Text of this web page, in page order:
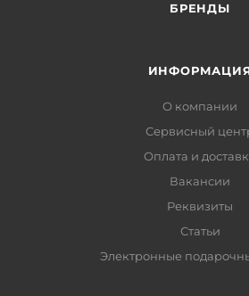
БРЕНДЫ
О компании
Сервисный
Оплата и
Вакансии
Реквизиты
Статьи
Электронные